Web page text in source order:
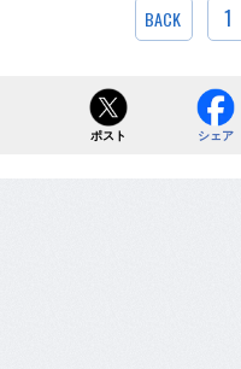
BACK 1
ポスト シェア